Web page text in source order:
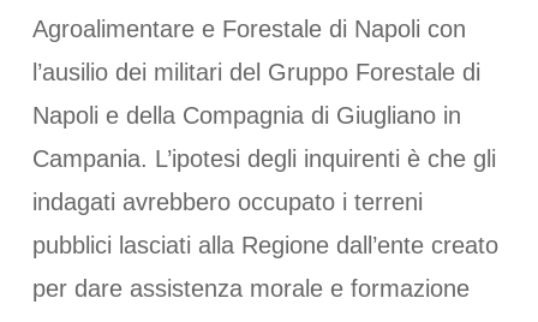
Agroalimentare e Forestale di Napoli con
l’ausilio dei militari del Gruppo Forestale di
Napoli e della Compagnia di Giugliano in
Campania. L’ipotesi degli inquirenti è che gli
indagati avrebbero occupato i terreni
pubblici lasciati alla Regione dall’ente creato
per dare assistenza morale e formazione